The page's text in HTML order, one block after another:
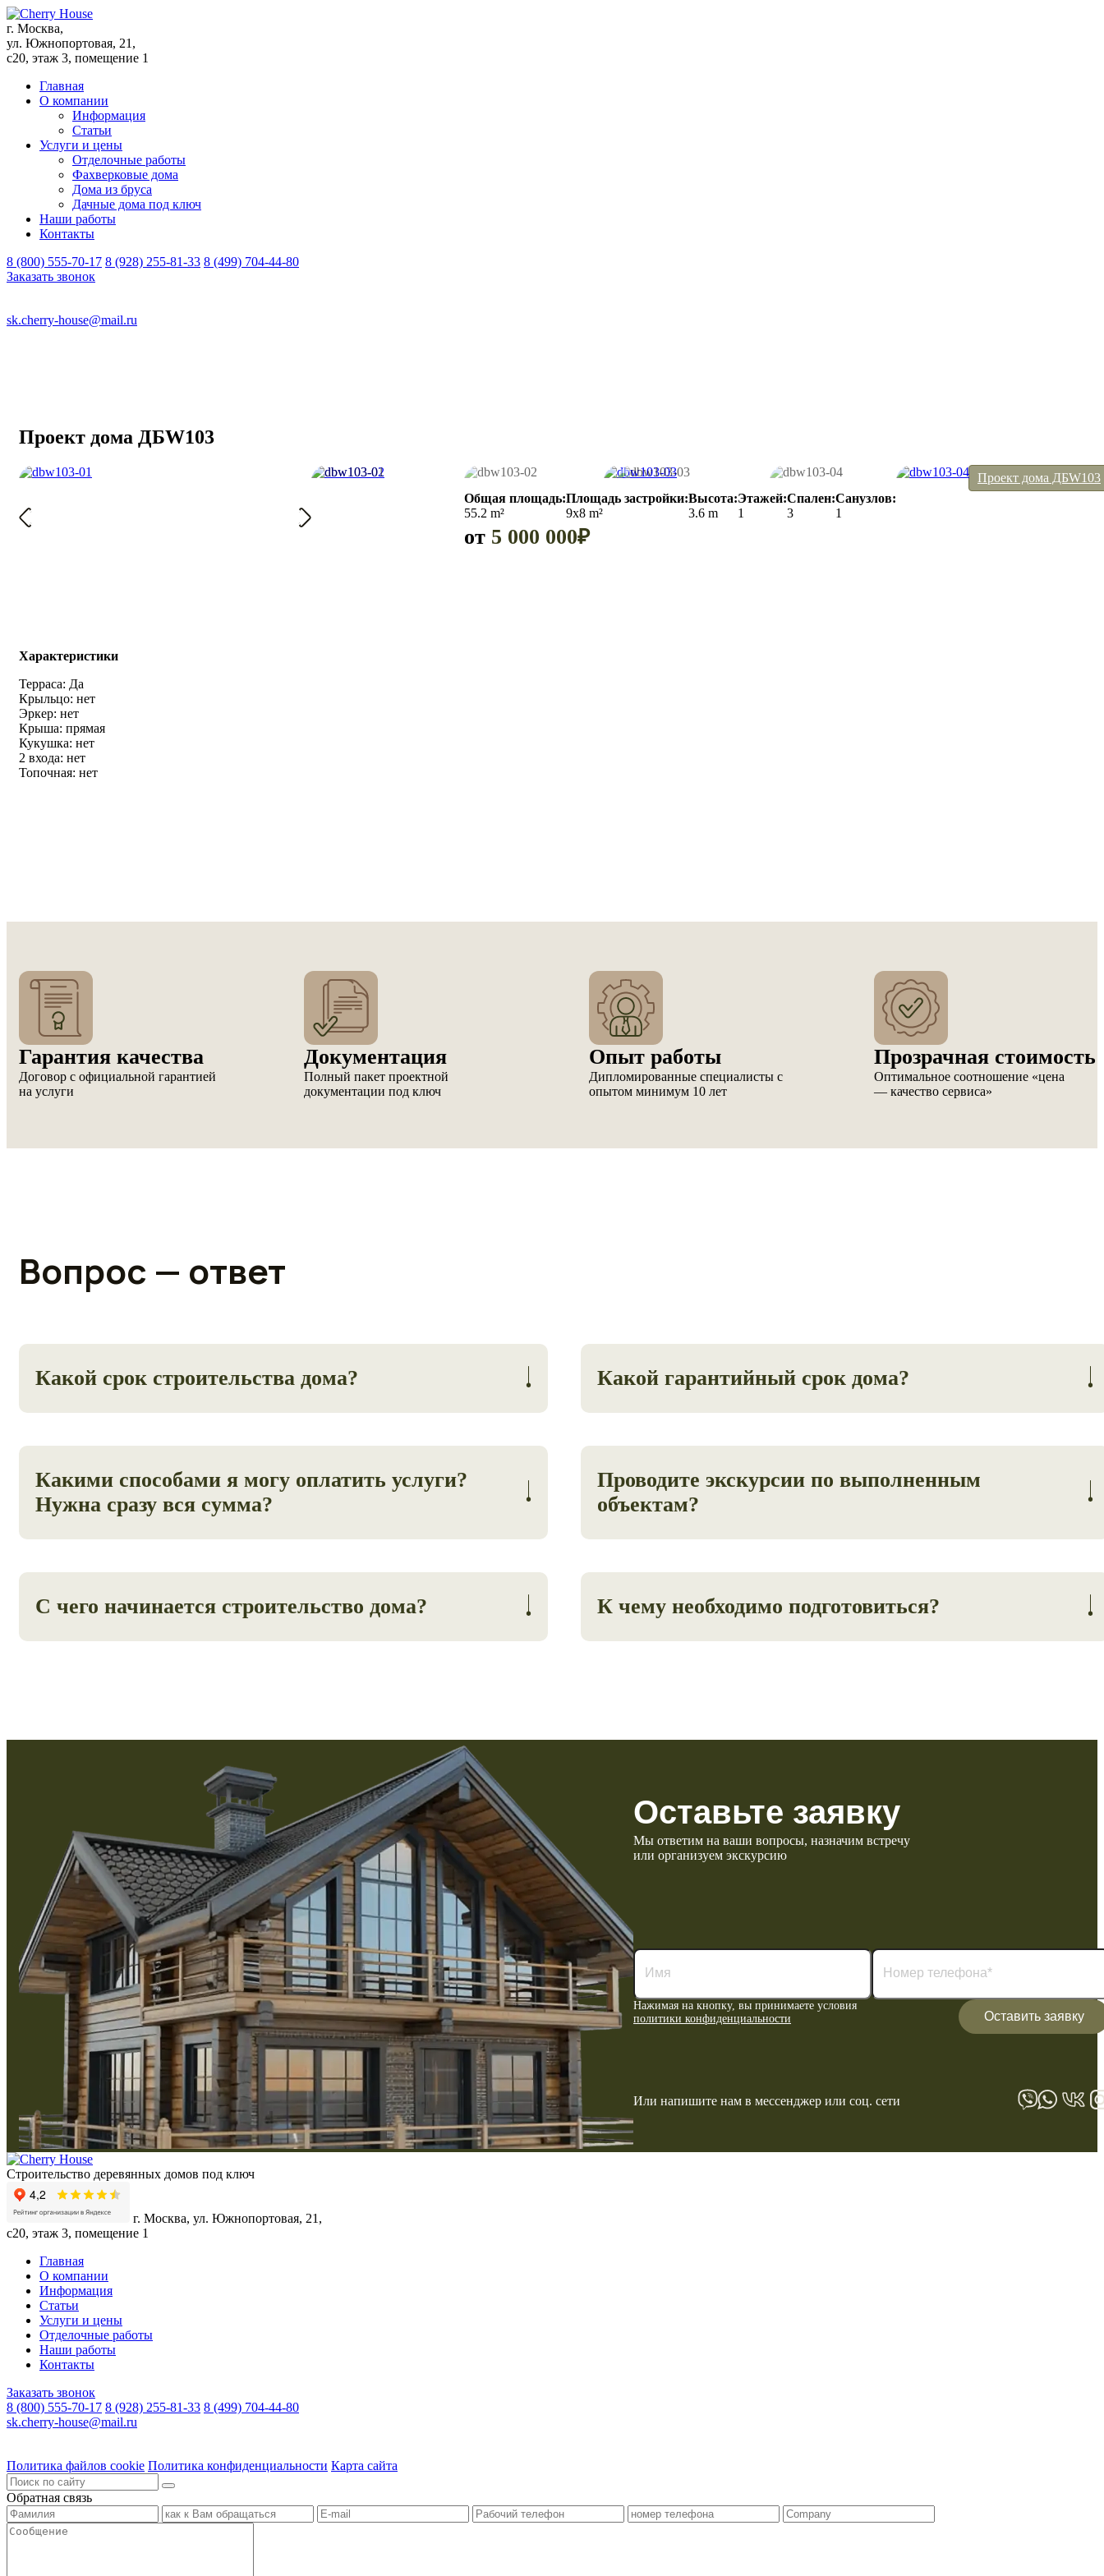
г. Москва,
ул. Южнопортовая, 21,
с20, этаж 3, помещение 1
Главная
О компании
Информация
Статьи
Услуги и цены
Отделочные работы
Фахверковые дома
Дома из бруса
Дачные дома под ключ
Наши работы
Контакты
8 (800) 555-70-17 8 (928) 255-81-33 8 (499) 704-44-80
Заказать звонок
sk.cherry-house@mail.ru
Проект дома ДБW103
Проект дома ДБW103
Общая площадь:
55.2 m²
Площадь застройки:
9x8 m²
Высота:
3.6 m
Этажей:
1
Спален:
3
Санузлов:
1
от 5 000 000₽
Характеристики
Терраса: Да
Крыльцо: нет
Эркер: нет
Крыша: прямая
Кукушка: нет
2 входа: нет
Топочная: нет
Гарантия качества
Договор с официальной гарантией
на услуги
Документация
Полный пакет проектной
документации под ключ
Опыт работы
Дипломированные специалисты с
опытом минимум 10 лет
Прозрачная стоимость
Оптимальное соотношение «цена
— качество сервиса»
Вопрос — ответ
Какой срок строительства дома? Какой гарантийный срок дома?
Какими способами я могу оплатить услуги?
Нужна сразу вся сумма?
платежа на 3-4 части на период строительства.
Проводите экскурсии по выполненным
объектам?
С чего начинается строительство дома?
участок.
К чему необходимо подготовиться?
строительство дома.
Оставьте заявку
Мы ответим на ваши вопросы, назначим встречу
или организуем экскурсию
Нажимая на кнопку, вы принимаете условия
политики конфиденциальности
Оставить заявку
Или напишите нам в мессенджер или соц. сети
Строительство деревянных домов под ключ
г. Москва, ул. Южнопортовая, 21,
с20, этаж 3, помещение 1
Главная
О компании
Информация
Статьи
Услуги и цены
Отделочные работы
Наши работы
Контакты
Заказать звонок
8 (800) 555-70-17 8 (928) 255-81-33 8 (499) 704-44-80
sk.cherry-house@mail.ru
Политика файлов cookie Политика конфиденциальности Карта сайта
Обратная связь